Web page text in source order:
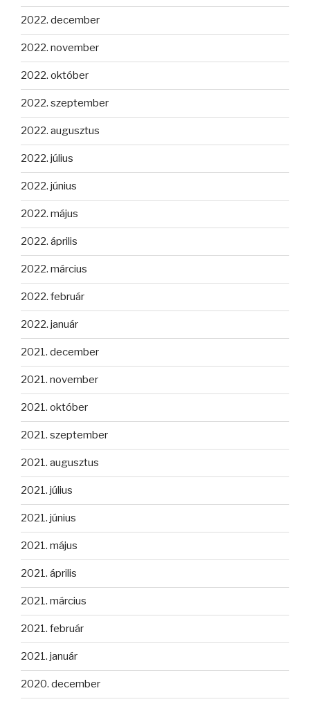
2022. december
2022. november
2022. október
2022. szeptember
2022. augusztus
2022. július
2022. június
2022. május
2022. április
2022. március
2022. február
2022. január
2021. december
2021. november
2021. október
2021. szeptember
2021. augusztus
2021. július
2021. június
2021. május
2021. április
2021. március
2021. február
2021. január
2020. december